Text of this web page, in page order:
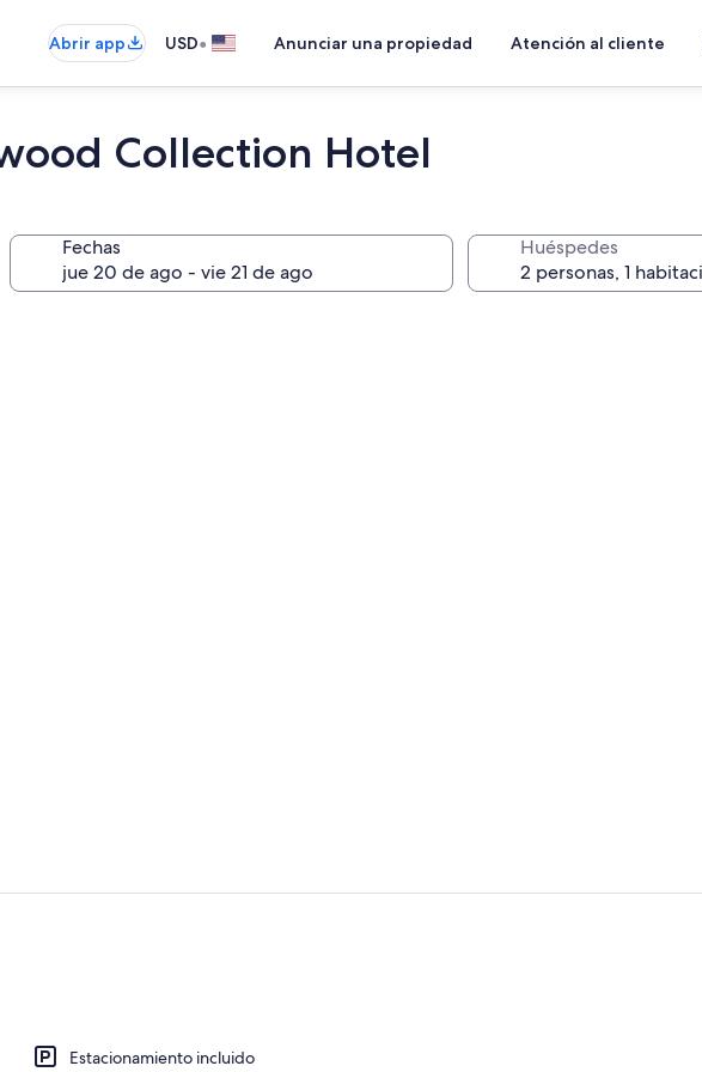
Abrir app USD• Anunciar una propiedad Atención al cliente
Collection Hotel
Fechas Huéspedes
Estacionamiento incluido